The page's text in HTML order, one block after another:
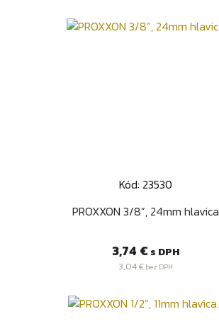
Kód: 23530
PROXXON 3/8”, 24mm hlavica
Cena
3,74 € s DPH
3,04 €bez DPH
 Rýchly náhľad